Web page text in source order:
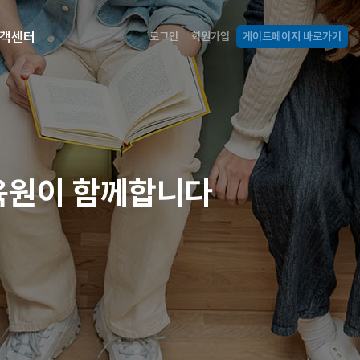
센터 로그인 회원가입 게이트페이지 바로가기
이 함께합니다